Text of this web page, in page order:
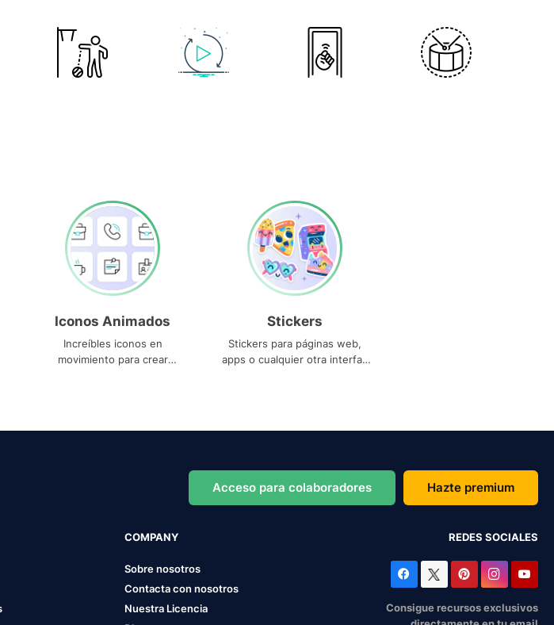
Iconos Animados
Increíbles iconos en
movimiento para crear
Stickers
Stickers para páginas web,
apps o cualquier otra interfaz
Acceso para colaboradores Hazte premium
COMPANY
Sobre nosotros
Contacta con nosotros
Nuestra Licencia
REDES SOCIALES
Consigue recursos exclusivos